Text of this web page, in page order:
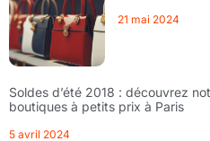
21 mai 2024
Soldes d’été 2018 : découvrez
boutiques à petits prix à Paris
5 avril 2024